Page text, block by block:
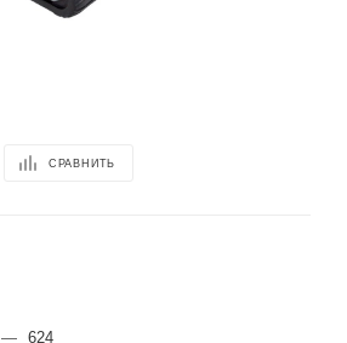
СРАВНИТЬ
— 624